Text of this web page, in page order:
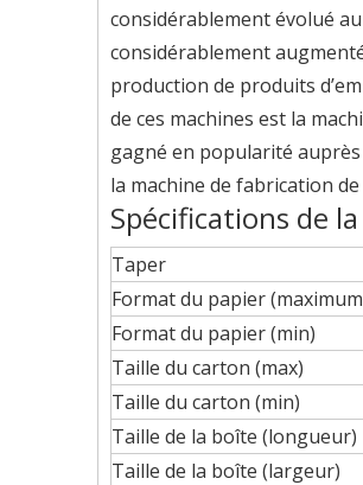
considérablement évolué
considérablement
production de produits
de ces machines est la
gagné en popularité
la machine de fabrication
Spécifications de
Taper
Format du papier
Format du papier (min)
Taille du carton (max)
Taille du carton (min)
Taille de la boîte (longueur)
Taille de la boîte (largeur)